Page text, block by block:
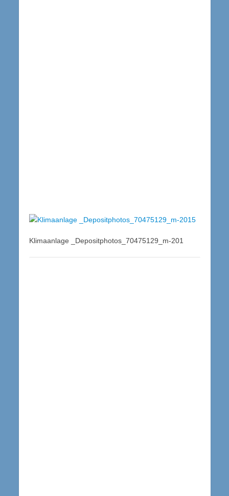
Klimaanlage _Depositphotos_70475129_m-201